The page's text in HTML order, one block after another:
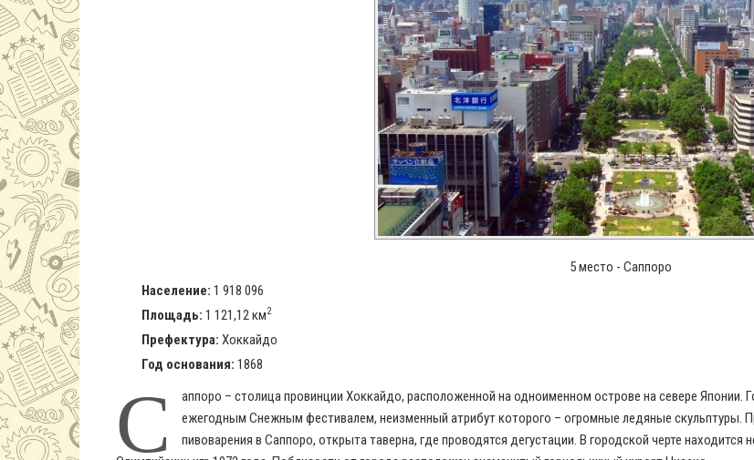
5 место - Саппоро
Население: 1 918 096
Площадь: 1 121,12 км2
Префектура: Хоккайдо
Год основания: 1868
С
аппоро – столица провинции Хоккайдо, расположенной на одноименном острове на севере Японии.
ежегодным Снежным фестивалем, неизменный атрибут которого – огромные ледяные скульптуры.
пивоварения в Саппоро, открыта таверна, где проводятся дегустации. В городской черте